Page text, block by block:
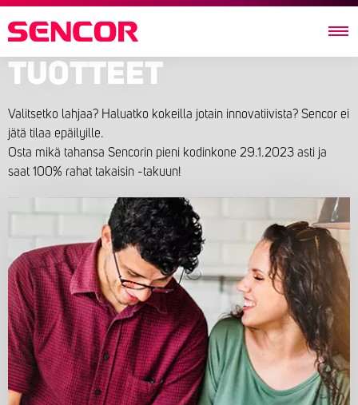
TUOTTEET
Valitsetko lahjaa? Haluatko kokeilla jotain innovatiivista? Sencor ei
jätä tilaa epäilyille.
Osta mikä tahansa Sencorin pieni kodinkone 29.1.2023 asti ja
saat 100% rahat takaisin -takuun!